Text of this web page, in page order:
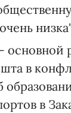
основной
в
в